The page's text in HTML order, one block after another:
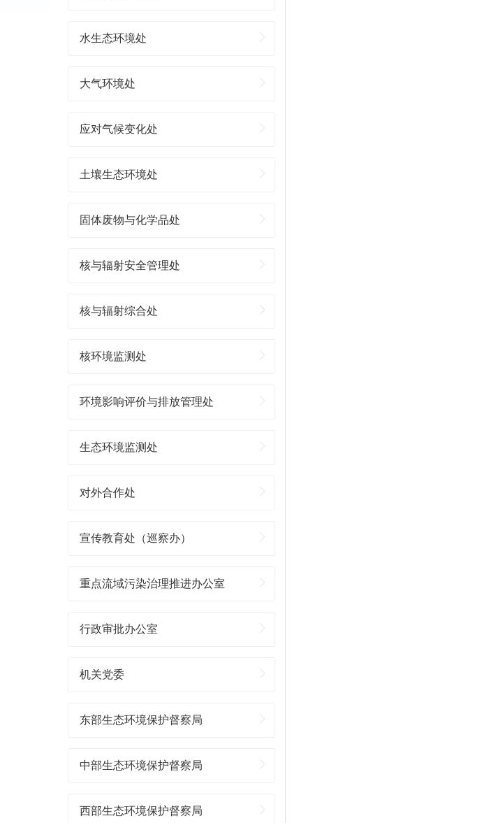
水生态环境处
大气环境处
应对气候变化处
土壤生态环境处
固体废物与化学品处
核与辐射安全管理处
核与辐射综合处
核环境监测处
环境影响评价与排放管理处
生态环境监测处
对外合作处
宣传教育处（巡察办）
重点流域污染治理推进办公室
行政审批办公室
机关党委
东部生态环境保护督察局
中部生态环境保护督察局
西部生态环境保护督察局